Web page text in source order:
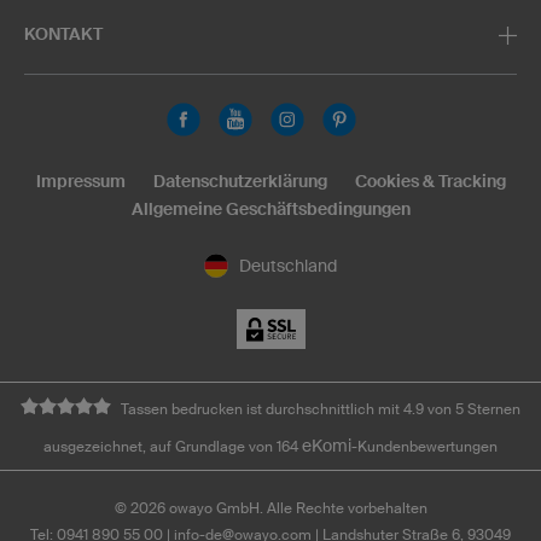
KONTAKT
Deutschland
Impressum Datenschutzerklärung
Cookies & Tracking
Allgemeine Geschäftsbedingungen
Tassen bedrucken ist durchschnittlich mit 4.9 von 5 Sternen
ausgezeichnet, auf Grundlage von 164 eKomi-Kundenbewertungen
© 2026owayo GmbH. Alle Rechte vorbehalten
Tel: 0941 890 55 00
info-de@owayo.com | Landshuter Straße 6, 93049